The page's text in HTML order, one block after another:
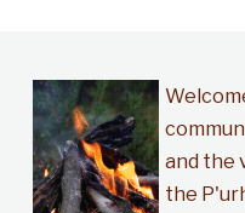
and the
the